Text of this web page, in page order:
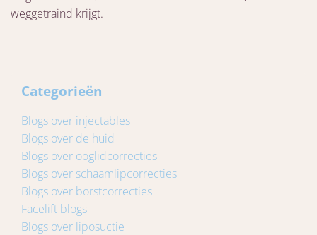
weggetraind krijgt.
Categorieën
Blogs over injectables
Blogs over de huid
Blogs over ooglidcorrecties
Blogs over schaamlipcorrecties
Blogs over borstcorrecties
Facelift blogs
Blogs over liposuctie